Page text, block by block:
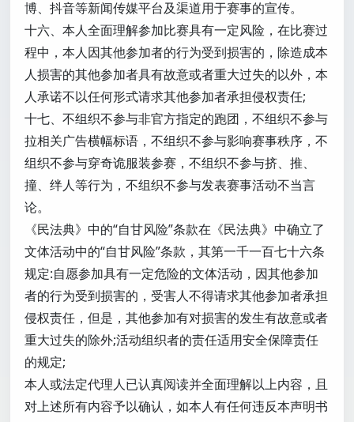
博、抖音等新闻传媒平台及渠道用于赛事的宣传。
十六、本人全面理解参加比赛具有一定风险，在比赛过
程中，本人因其他参加者的行为受到损害的，除造成本
人损害的其他参加者具有故意或者重大过失的以外，本
人承诺不以任何形式请求其他参加者承担侵权责任;
十七、不组织不参与非官方指定的跑团，不组织不参与
拉相关广告横幅标语，不组织不参与影响赛事秩序，不
组织不参与穿奇诡服装参赛，不组织不参与挤、推、
撞、绊人等行为，不组织不参与发表赛事活动不当言
论。
《民法典》中的“自甘风险”条款在《民法典》中确立了
文体活动中的“自甘风险”条款，其第一千一百七十六条
规定:自愿参加具有一定危险的文体活动，因其他参加
者的行为受到损害的，受害人不得请求其他参加者承担
侵权责任，但是，其他参加有对损害的发生有故意或者
重大过失的除外;活动组织者的责任适用安全保障责任
的规定;
本人或法定代理人已认真阅读并全面理解以上内容，且
对上述所有内容予以确认，如本人有任何违反本声明书